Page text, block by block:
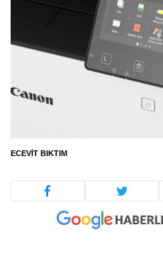
ECEVIT BIKTIM